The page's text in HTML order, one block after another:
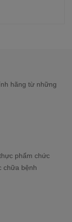
hãng từ những
phẩm chức
chữa bệnh